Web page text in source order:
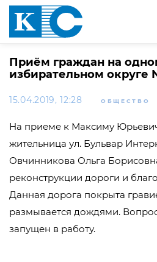
Приём граждан на
избирательном округе
15.04.2019, 12:28 ОБЩЕСТВО
На приеме к Максиму
жительница ул. Бульвар
Овчинникова Ольга
реконструкции дороги и
Данная дорога покрыта
размывается дождями.
запущен в работу.